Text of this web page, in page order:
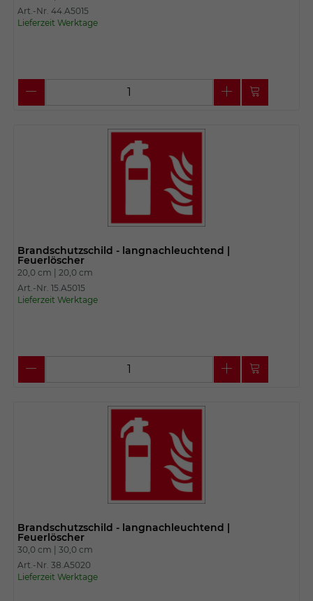
Art.-Nr. 44.A5015
Lieferzeit Werktage
Brandschutzschild - langnachleuchtend |
Feuerlöscher
20,0 cm | 20,0 cm
Art.-Nr. 15.A5015
Lieferzeit Werktage
Brandschutzschild - langnachleuchtend |
Feuerlöscher
30,0 cm | 30,0 cm
Art.-Nr. 38.A5020
Lieferzeit Werktage